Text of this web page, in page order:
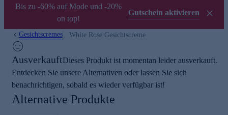
Bis zu -60% auf Mode und -20%
on top!
Gutschein aktivieren
Gesichtscremes White Rose Gesichtscreme
AusverkauftDieses Produkt ist momentan leider ausverkauft.
Entdecken Sie unsere Alternativen oder lassen Sie sich
benachrichtigen, sobald es wieder verfügbar ist!
Alternative Produkte